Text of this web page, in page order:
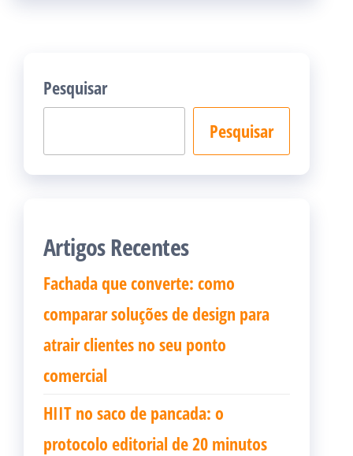
Pesquisar
Pesquisar
Artigos Recentes
Fachada que converte: como
comparar soluções de design para
atrair clientes no seu ponto
comercial
HIIT no saco de pancada: o
protocolo editorial de 20 minutos